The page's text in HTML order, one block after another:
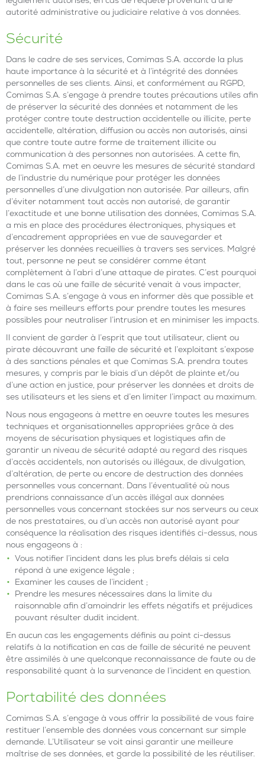
autorité administrative ou judiciaire relative à vos données.
Sécurité
Dans le cadre de ses services, Comimas S.A. accorde la plus
haute importance à la sécurité et à l’intégrité des données
personnelles de ses clients. Ainsi, et conformément au RGPD,
Comimas S.A. s’engage à prendre toutes précautions utiles afin
de préserver la sécurité des données et notamment de les
protéger contre toute destruction accidentelle ou illicite, perte
accidentelle, altération, diffusion ou accès non autorisés, ainsi
que contre toute autre forme de traitement illicite ou
communication à des personnes non autorisées. A cette fin,
Comimas S.A. met en oeuvre les mesures de sécurité standard
de l’industrie du numérique pour protéger les données
personnelles d’une divulgation non autorisée. Par ailleurs, afin
d’éviter notamment tout accès non autorisé, de garantir
l’exactitude et une bonne utilisation des données, Comimas S.A.
a mis en place des procédures électroniques, physiques et
d’encadrement appropriées en vue de sauvegarder et
préserver les données recueillies à travers ses services. Malgré
tout, personne ne peut se considérer comme étant
complètement à l’abri d’une attaque de pirates. C’est pourquoi
dans le cas où une faille de sécurité venait à vous impacter,
Comimas S.A. s’engage à vous en informer dès que possible et
à faire ses meilleurs efforts pour prendre toutes les mesures
possibles pour neutraliser l’intrusion et en minimiser les impacts.
Il convient de garder à l’esprit que tout utilisateur, client ou
pirate découvrant une faille de sécurité et l’exploitant s’expose
à des sanctions pénales et que Comimas S.A. prendra toutes
mesures, y compris par le biais d’un dépôt de plainte et/ou
d’une action en justice, pour préserver les données et droits de
ses utilisateurs et les siens et d’en limiter l’impact au maximum.
Nous nous engageons à mettre en oeuvre toutes les mesures
techniques et organisationnelles appropriées grâce à des
moyens de sécurisation physiques et logistiques afin de
garantir un niveau de sécurité adapté au regard des risques
d’accès accidentels, non autorisés ou illégaux, de divulgation,
d’altération, de perte ou encore de destruction des données
personnelles vous concernant. Dans l’éventualité où nous
prendrions connaissance d’un accès illégal aux données
personnelles vous concernant stockées sur nos serveurs ou ceux
de nos prestataires, ou d’un accès non autorisé ayant pour
conséquence la réalisation des risques identifiés ci-dessus, nous
nous engageons à :
Vous notifier l’incident dans les plus brefs délais si cela
répond à une exigence légale ;
Examiner les causes de l’incident ;
Prendre les mesures nécessaires dans la limite du
raisonnable afin d’amoindrir les effets négatifs et préjudices
pouvant résulter dudit incident.
En aucun cas les engagements définis au point ci-dessus
relatifs à la notification en cas de faille de sécurité ne peuvent
être assimilés à une quelconque reconnaissance de faute ou de
responsabilité quant à la survenance de l’incident en question.
Portabilité des données
Comimas S.A. s’engage à vous offrir la possibilité de vous faire
restituer l’ensemble des données vous concernant sur simple
demande. L’Utilisateur se voit ainsi garantir une meilleure
maîtrise de ses données, et garde la possibilité de les réutiliser.